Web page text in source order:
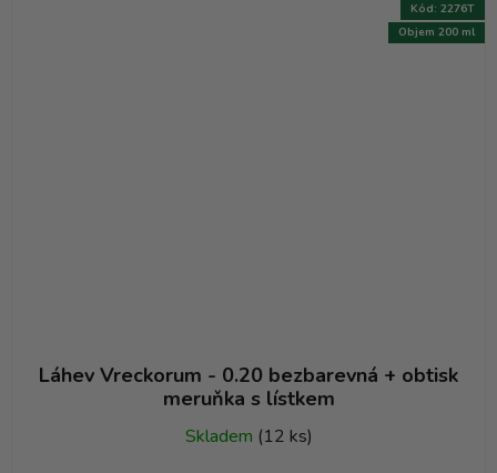
Láhev Vreckorum - 0.20 bezbarevná + obtisk
meruňka s lístkem
Skladem (12 ks)
Objem 200 ml
Kód: 2276T